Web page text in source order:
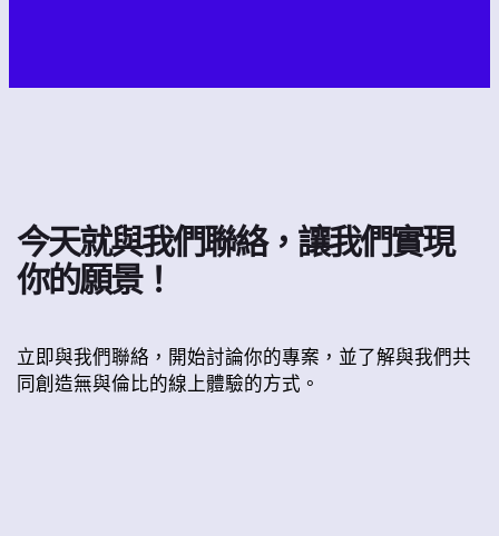
今天就與我們聯絡，讓我們實現
你的願景！
立即與我們聯絡，開始討論你的專案，並了解與我們共
同創造無與倫比的線上體驗的方式。